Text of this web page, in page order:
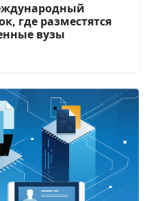
где разместятся
вузы